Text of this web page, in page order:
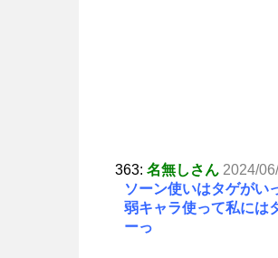
363: 名無しさん 2024/
ソーン使いはタゲがい
弱キャラ使って私には
ーっ